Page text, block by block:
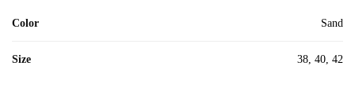
Color Sand
Size 38, 40, 42